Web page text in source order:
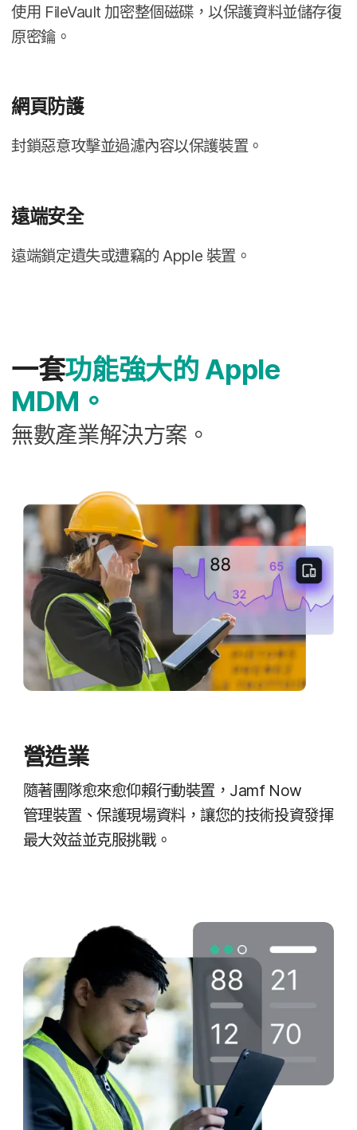
使用 FileVault 加密​整​個​磁碟，​以​保護​資料​並​儲​存復​
原​密鑰。
網頁​防護
封鎖​惡意​攻擊​並​過濾​內容​以​保護​裝置。
遠​端​安全
遠端​鎖定​遺失​或​遭竊​的 Apple 裝置。
一​套功​能​強大​的 Apple
MDM 。
無數​產業​解決​方案。
營​造業
隨​著團隊​愈​來​愈​仰​賴​行動​裝置， Jamf Now
管理​裝置、​保護​現場​資料，​讓您​的​技術​投資​發揮​
最​大​效益​並​克服​挑戰。